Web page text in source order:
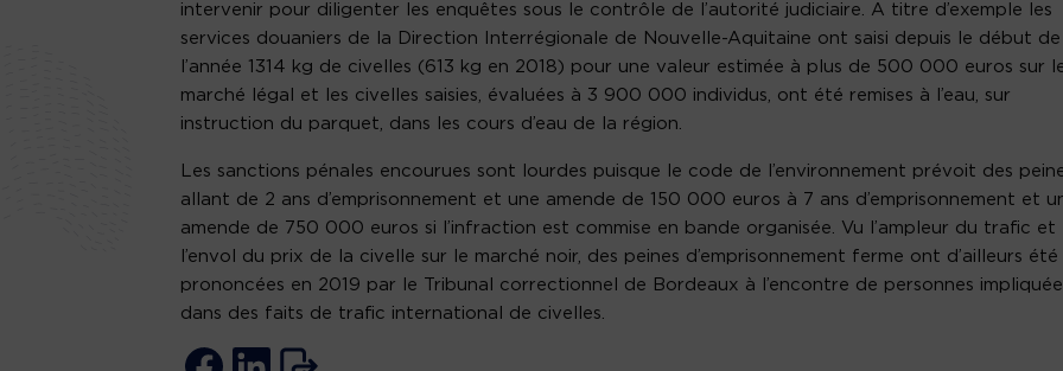
intervenir pour diligenter les enquêtes sous le contrôle de l’autorité judiciaire. A titre d’exemple les
services douaniers de la Direction Interrégionale de Nouvelle-Aquitaine ont saisi depuis le début de
l’année 1314 kg de civelles (613 kg en 2018) pour une valeur estimée à plus de 500 000 euros sur
marché légal et les civelles saisies, évaluées à 3 900 000 individus, ont été remises à l’eau, sur
instruction du parquet, dans les cours d’eau de la région.
Les sanctions pénales encourues sont lourdes puisque le code de l’environnement prévoit des
allant de 2 ans d’emprisonnement et une amende de 150 000 euros à 7 ans d’emprisonnement et
amende de 750 000 euros si l’infraction est commise en bande organisée. Vu l’ampleur du trafic et
l’envol du prix de la civelle sur le marché noir, des peines d’emprisonnement ferme ont d’ailleurs été
prononcées en 2019 par le Tribunal correctionnel de Bordeaux à l’encontre de personnes
dans des faits de trafic international de civelles.